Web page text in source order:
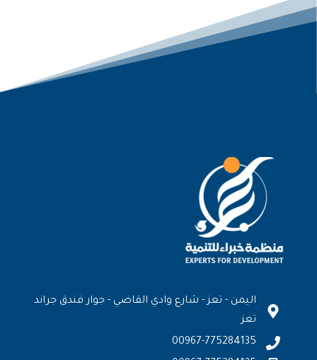
اليمن - تعز - شارع وادي القاضي - جوار فندق جراند
تعز
00967-775284135